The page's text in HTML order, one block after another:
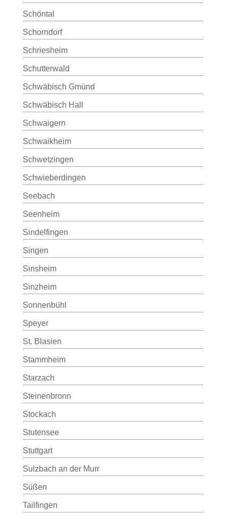
Schöntal
Schorndorf
Schriesheim
Schutterwald
Schwäbisch Gmünd
Schwäbisch Hall
Schwaigern
Schwaikheim
Schwetzingen
Schwieberdingen
Seebach
Seenheim
Sindelfingen
Singen
Sinsheim
Sinzheim
Sonnenbühl
Speyer
St. Blasien
Stammheim
Starzach
Steinenbronn
Stockach
Stutensee
Stuttgart
Sulzbach an der Murr
Süßen
Tailfingen